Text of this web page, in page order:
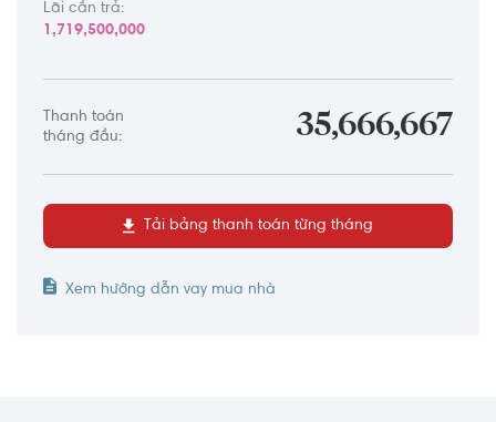
Lãi cần trả:
1,719,500,000
Thanh toán
tháng đầu:
35,666,667
Tải bảng thanh toán từng tháng
Xem hướng dẫn vay mua nhà